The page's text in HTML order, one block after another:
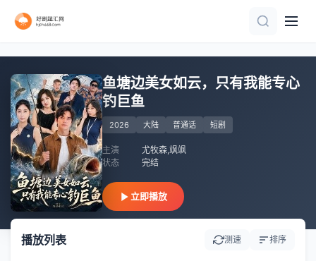
鱼塘边美女如云，只有我能专心
钓巨鱼
2026 大陆 普通话 短剧
主演
尤牧森,飒飒
状态
完结
立即播放
播放列表 测速 排序
第9集完结
全60集
完结
已完结
更新全集
全集完结
已完结
正片
全集完结
完结